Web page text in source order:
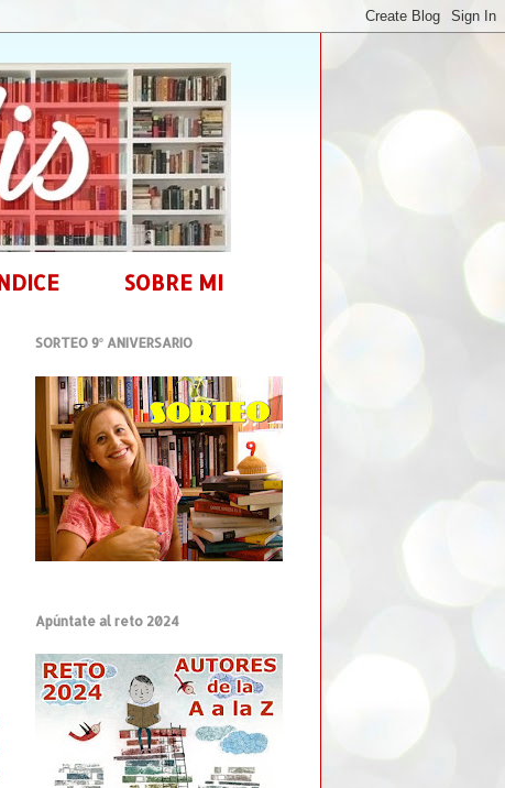
SOBRE MI
SORTEO 9º ANIVERSARIO
Apúntate al reto 2024